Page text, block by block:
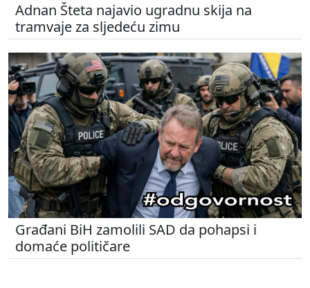
Adnan Šteta najavio ugradnu skija na
tramvaje za sljedeću zimu
Građani BiH zamolili SAD da pohapsi i
domaće političare